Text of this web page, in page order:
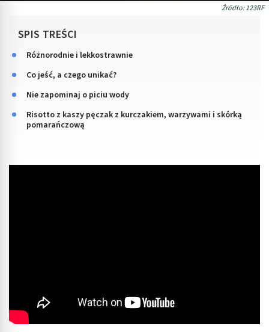
Źródło: 123RF
SPIS TREŚCI
Różnorodnie i lekkostrawnie
Co jeść, a czego unikać?
Nie zapominaj o piciu wody
Risotto z kaszy pęczak z kurczakiem, warzywami i skórką
pomarańczową